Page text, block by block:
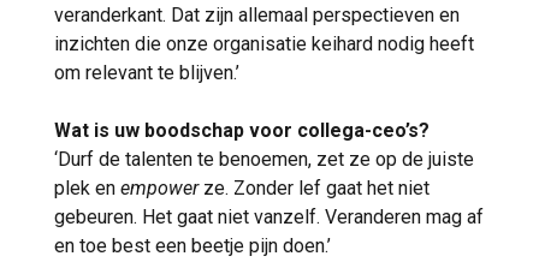
veranderkant. Dat zijn allemaal perspectieven en
inzichten die onze organisatie keihard nodig heeft
om relevant te blijven.’
Wat is uw boodschap voor collega-ceo’s?
‘Durf de talenten te benoemen, zet ze op de juiste
plek en empower ze. Zonder lef gaat het niet
gebeuren. Het gaat niet vanzelf. Veranderen mag af
en toe best een beetje pijn doen.’